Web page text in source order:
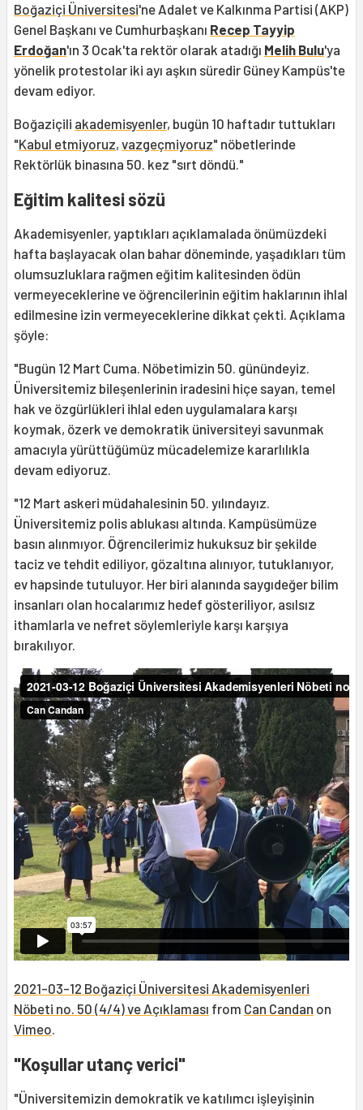
Boğaziçi Üniversitesi'ne Adalet ve Kalkınma Partisi (AKP)
Genel Başkanı ve Cumhurbaşkanı Recep Tayyip
Erdoğan'ın 3 Ocak'ta rektör olarak atadığı Melih Bulu'ya
yönelik protestolar iki ayı aşkın süredir Güney Kampüs'te
devam ediyor.
Boğaziçili akademisyenler, bugün 10 haftadır tuttukları
"Kabul etmiyoruz, vazgeçmiyoruz" nöbetlerinde
Rektörlük binasına 50. kez "sırt döndü."
Eğitim kalitesi sözü
Akademisyenler, yaptıkları açıklamalada önümüzdeki
hafta başlayacak olan bahar döneminde, yaşadıkları tüm
olumsuzluklara rağmen eğitim kalitesinden ödün
vermeyeceklerine ve öğrencilerinin eğitim haklarının ihlal
edilmesine izin vermeyeceklerine dikkat çekti. Açıklama
şöyle:
"Bugün 12 Mart Cuma. Nöbetimizin 50. günündeyiz.
Üniversitemiz bileşenlerinin iradesini hiçe sayan, temel
hak ve özgürlükleri ihlal eden uygulamalara karşı
koymak, özerk ve demokratik üniversiteyi savunmak
amacıyla yürüttüğümüz mücadelemize kararlılıkla
devam ediyoruz.
"12 Mart askeri müdahalesinin 50. yılındayız.
Üniversitemiz polis ablukası altında. Kampüsümüze
basın alınmıyor. Öğrencilerimiz hukuksuz bir şekilde
taciz ve tehdit ediliyor, gözaltına alınıyor, tutuklanıyor,
ev hapsinde tutuluyor. Her biri alanında saygıdeğer bilim
insanları olan hocalarımız hedef gösteriliyor, asılsız
ithamlarla ve nefret söylemleriyle karşı karşıya
bırakılıyor.
2021-03-12 Boğaziçi Üniversitesi Akademisyenleri
Nöbeti no. 50 (4/4) ve Açıklaması from Can Candan on
Vimeo.
"Koşullar utanç verici"
"Üniversitemizin demokratik ve katılımcı işleyişinin